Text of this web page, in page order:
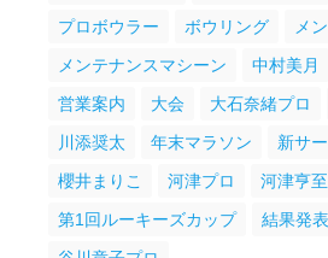
プロボウラー
ボウリング
メ
メンテナンスマシーン
中村美月
営業案内
大会 大石奈緒プロ
川添奨太
年末マラソン 新サ
櫻井まりこ
河津プロ 河津亨至
第1回ルーキーズカップ
結果発表